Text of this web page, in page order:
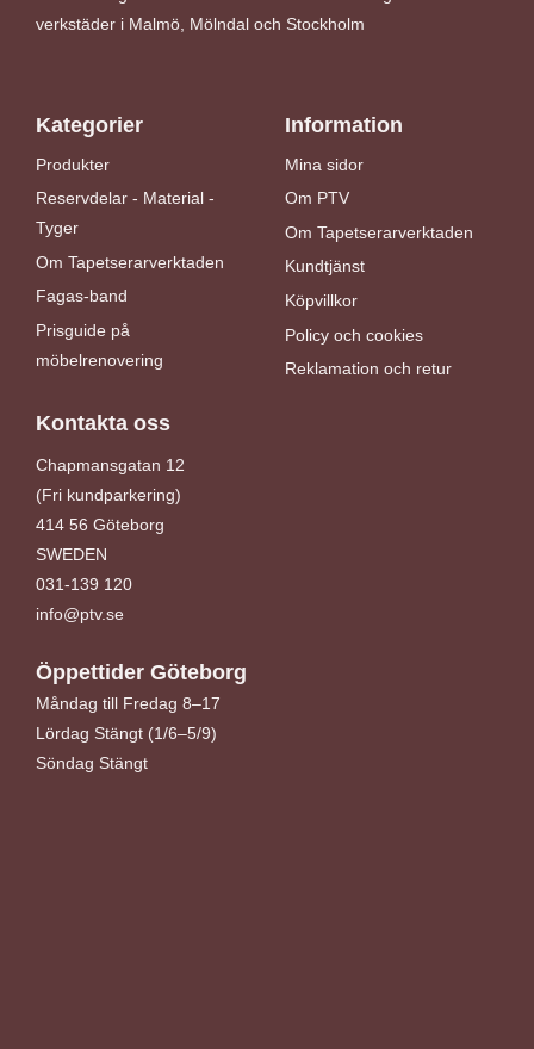
verkstäder i Malmö, Mölndal och Stockholm
Kategorier
Produkter
Reservdelar - Material -
Tyger
Om Tapetserarverktaden
Fagas-band
Prisguide på
möbelrenovering
Information
Mina sidor
Om PTV
Om Tapetserarverktaden
Kundtjänst
Köpvillkor
Policy och cookies
Reklamation och retur
Kontakta oss
Chapmansgatan 12
(Fri kundparkering)
414 56 Göteborg
SWEDEN
031-139 120
info@ptv.se
Öppettider Göteborg
Måndag till Fredag 8–17
Lördag Stängt (1/6–5/9)
Söndag Stängt